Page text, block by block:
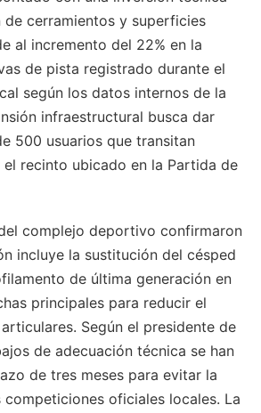
de cerramientos y superficies
al incremento del 22% en la
de pista registrado durante el
según los datos internos de la
infraestructural busca dar
500 usuarios que transitan
el recinto ubicado en la Partida de
complejo deportivo confirmaron
incluye la sustitución del césped
de última generación en
principales para reducir el
Según el presidente de
de adecuación técnica se han
de tres meses para evitar la
oficiales locales. La